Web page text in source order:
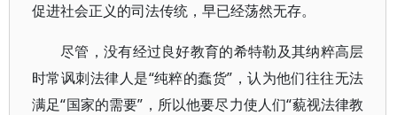
促进社会正义的司法传统，早已经荡然无存。
尽管，没有经过良好教育的希特勒及其纳粹高层
时常讽刺法律人是“纯粹的蠢货”，认为他们往往无法
满足“国家的需要”，所以他要尽力使人们“藐视法律教